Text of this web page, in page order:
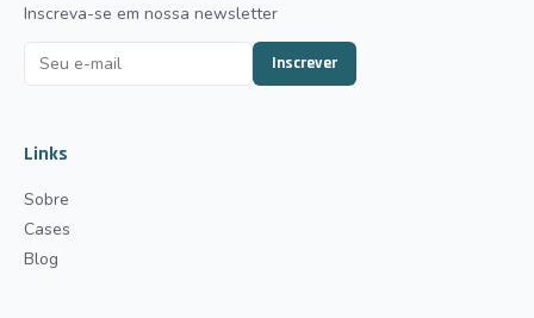
Inscreva-se em nossa newsletter
Inscrever
Links
Sobre
Cases
Blog